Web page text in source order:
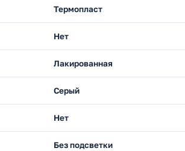
Термопласт
Нет
Лакированная
Серый
Нет
Без подсветки